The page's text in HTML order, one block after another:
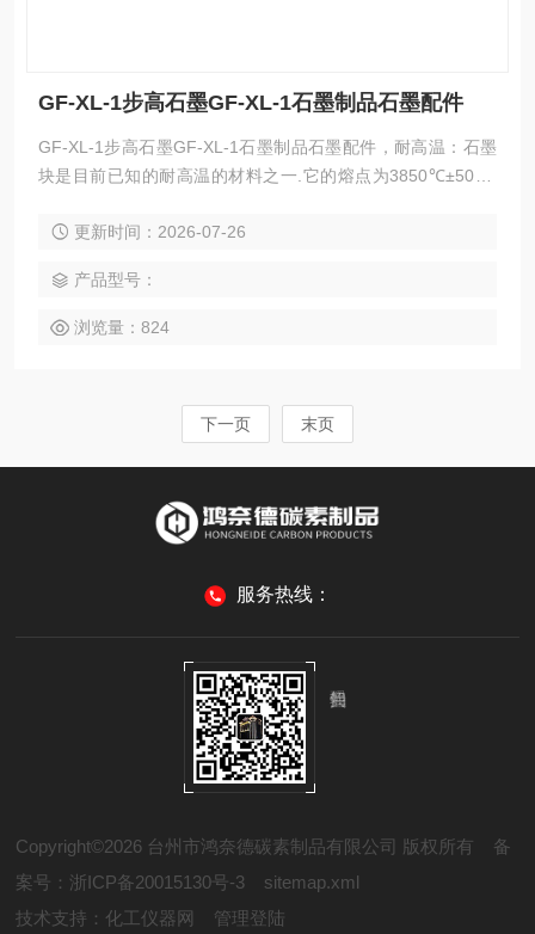
GF-XL-1步高石墨GF-XL-1石墨制品石墨配件
GF-XL-1步高石墨GF-XL-1石墨制品石墨配件，耐高温：石墨
块是目前已知的耐高温的材料之一.它的熔点为3850℃±50℃,
重量计石墨损失0.8%.由此可见,石墨的耐高温性能是很突出
更新时间：2026-07-26
产品型号：
浏览量：824
下一页 末页
服务热线：
Copyright©2026 台州市鸿奈德碳素制品有限公司 版权所有 备
案号：浙ICP备20015130号-3
sitemap.xml
技术支持： 化工仪器网 管理登陆